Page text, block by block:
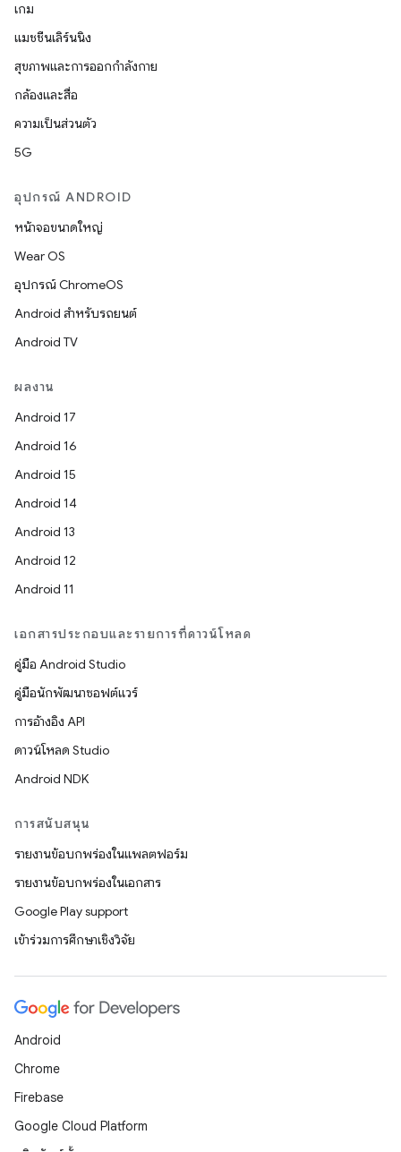
เกม
แมชชีนเลิร์นนิง
สุขภาพและการออกกำลังกาย
กล้องและสื่อ
ความเป็นส่วนตัว
5G
อุปกรณ์ ANDROID
หน้าจอขนาดใหญ่
Wear OS
อุปกรณ์ ChromeOS
Android สำหรับรถยนต์
Android TV
ผลงาน
Android 17
Android 16
Android 15
Android 14
Android 13
Android 12
Android 11
เอกสารประกอบและรายการที่ดาวน์โหลด
คู่มือ Android Studio
คู่มือนักพัฒนาซอฟต์แวร์
การอ้างอิง API
ดาวน์โหลด Studio
Android NDK
การสนับสนุน
รายงานข้อบกพร่องในแพลตฟอร์ม
รายงานข้อบกพร่องในเอกสาร
Google Play support
เข้าร่วมการศึกษาเชิงวิจัย
Android
Chrome
Firebase
Google Cloud Platform